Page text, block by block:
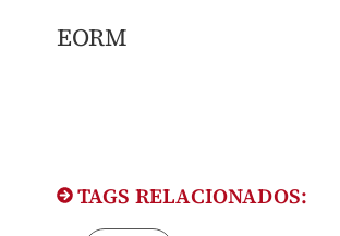
EORM
TAGS RELACIONADOS: